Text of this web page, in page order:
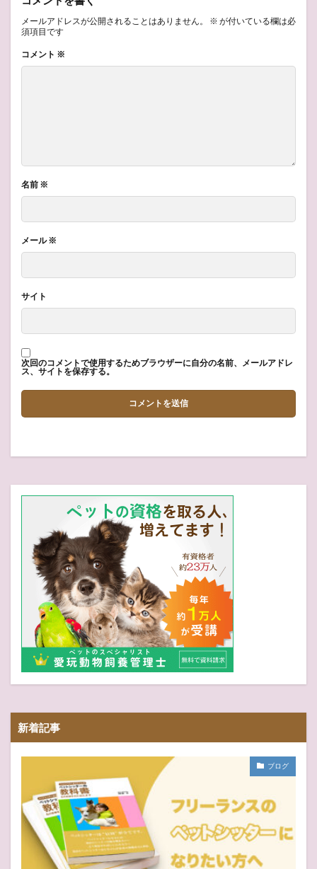
メールアドレスが公開されることはありません。 ※ が付いている欄は必
須項目です
コメント ※
名前 ※
メール※
サイト
次回のコメントで使用するためブラウザーに自分の名前、メールアドレ
ス、サイトを保存する。
新着記事
ブログ